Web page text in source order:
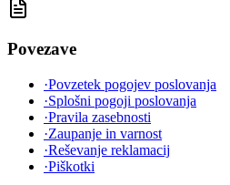
Povezave
·Povzetek pogojev poslovanja
·Splošni pogoji poslovanja
·Pravila zasebnosti
·Zaupanje in varnost
·Reševanje reklamacij
·Piškotki